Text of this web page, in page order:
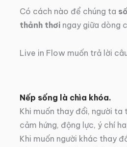
Có cách nào để chúng ta
thảnh thơi ngay giữa dòng
Live in Flow muốn trả lời
Nếp sống là chìa khóa.
Khi muốn thay đổi, người ta
cảm hứng, động lực, ý chí
Khi muốn người khác thay